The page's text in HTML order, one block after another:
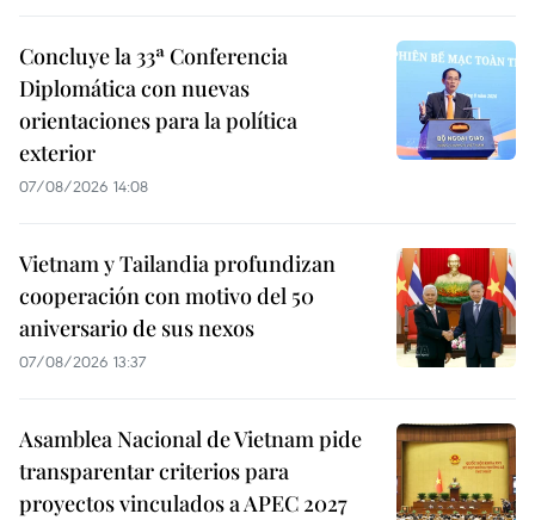
Concluye la 33ª Conferencia
Diplomática con nuevas
orientaciones para la política
exterior
07/08/2026 14:08
Vietnam y Tailandia profundizan
cooperación con motivo del 50
aniversario de sus nexos
07/08/2026 13:37
Asamblea Nacional de Vietnam pide
transparentar criterios para
proyectos vinculados a APEC 2027